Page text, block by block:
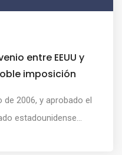
entre EEUU y
imposición
2006, y aprobado el
estadounidense...